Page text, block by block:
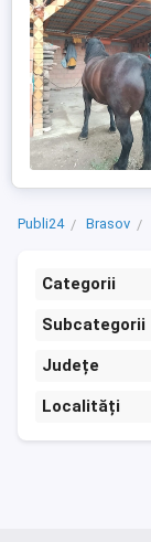
Publi24 Brasov
Categorii
Subcategorii
Județe
Localități